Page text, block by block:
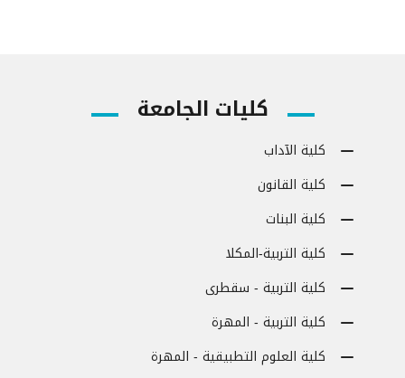
كليات الجامعة
كلية الآداب
كلية القانون
كلية البنات
كلية التربية-المكلا
كلية التربية - سقطرى
كلية التربية - المهرة
كلية العلوم التطبيقية - المهرة